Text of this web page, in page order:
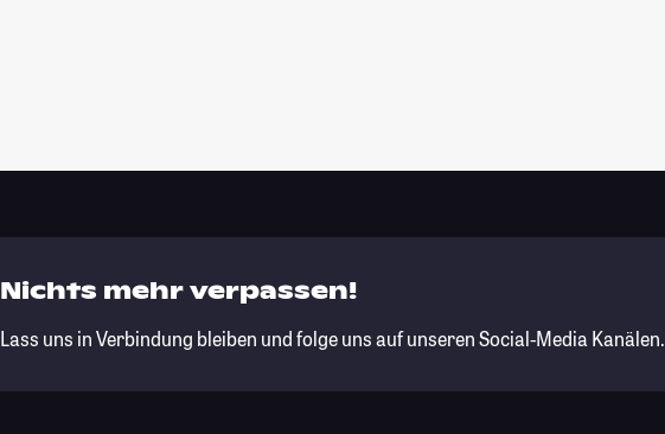
Nichts mehr verpassen!
Lass uns in Verbindung bleiben und folge uns auf unseren Social-Media Kanälen.